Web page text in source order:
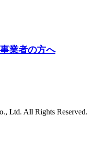
業者の方へ
Ltd. All Rights Reserved.